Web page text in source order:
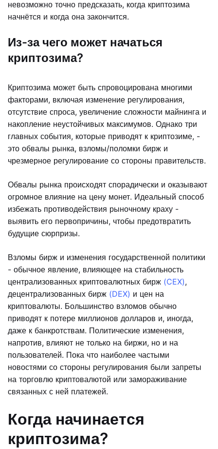
невозможно точно предсказать, когда криптозима
начнётся и когда она закончится.
Из-за чего может начаться
криптозима?
Криптозима может быть спровоцирована многими
факторами, включая изменение регулирования,
отсутствие спроса, увеличение сложности майнинга и
накопление неустойчивых максимумов. Однако три
главных события, которые приводят к криптозиме, -
это обвалы рынка, взломы/поломки бирж и
чрезмерное регулирование со стороны правительств.
Обвалы рынка происходят спорадически и оказывают
огромное влияние на цену монет. Идеальный способ
избежать противодействия рыночному краху -
выявить его первопричины, чтобы предотвратить
будущие сюрпризы.
Взломы бирж и изменения государственной политики
- обычное явление, влияющее на стабильность
централизованных криптовалютных бирж (CEX),
децентрализованных бирж (DEX) и цен на
криптовалюты. Большинство взломов обычно
приводят к потере миллионов долларов и, иногда,
даже к банкротствам. Политические изменения,
напротив, влияют не только на биржи, но и на
пользователей. Пока что наиболее частыми
новостями со стороны регулирования были запреты
на торговлю криптовалютой или замораживание
связанных с ней платежей.
Когда начинается
криптозима?